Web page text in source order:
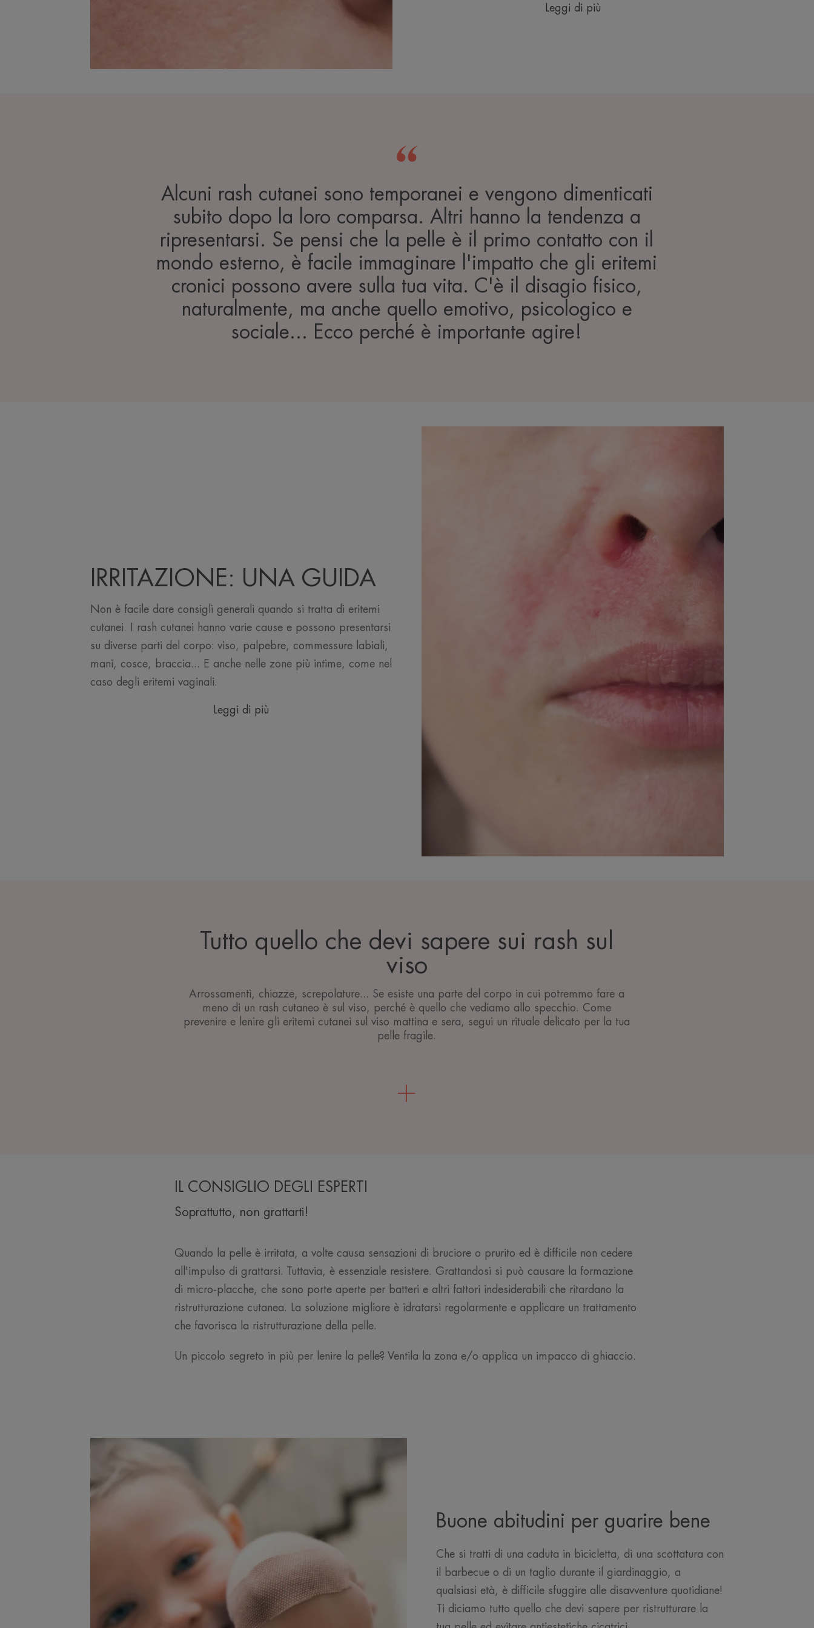
Leggi di più
Alcuni rash cutanei sono temporanei e vengono dimenticati
subito dopo la loro comparsa. Altri hanno la tendenza a
ripresentarsi. Se pensi che la pelle è il primo contatto con il
mondo esterno, è facile immaginare l'impatto che gli eritemi
cronici possono avere sulla tua vita. C'è il disagio fisico,
naturalmente, ma anche quello emotivo, psicologico e
sociale... Ecco perché è importante agire!
IRRITAZIONE: UNA GUIDA
Non è facile dare consigli generali quando si tratta di eritemi
cutanei. I rash cutanei hanno varie cause e possono presentarsi
su diverse parti del corpo: viso, palpebre, commessure labiali,
mani, cosce, braccia... E anche nelle zone più intime, come nel
caso degli eritemi vaginali.
Leggi di più
Tutto quello che devi sapere sui rash sul
viso
Arrossamenti, chiazze, screpolature... Se esiste una parte del corpo in cui potremmo fare a
meno di un rash cutaneo è sul viso, perché è quello che vediamo allo specchio. Come
prevenire e lenire gli eritemi cutanei sul viso mattina e sera, segui un rituale delicato per la tua
pelle fragile.
IL CONSIGLIO DEGLI ESPERTI
Soprattutto, non grattarti!
Quando la pelle è irritata, a volte causa sensazioni di bruciore o prurito ed è difficile non cedere
all'impulso di grattarsi. Tuttavia, è essenziale resistere. Grattandosi si può causare la formazione
di micro-placche, che sono porte aperte per batteri e altri fattori indesiderabili che ritardano la
ristrutturazione cutanea. La soluzione migliore è idratarsi regolarmente e applicare un trattamento
che favorisca la ristrutturazione della pelle.
Un piccolo segreto in più per lenire la pelle? Ventila la zona e/o applica un impacco di ghiaccio.
Buone abitudini per guarire bene
Che si tratti di una caduta in bicicletta, di una scottatura con
il barbecue o di un taglio durante il giardinaggio, a
qualsiasi età, è difficile sfuggire alle disavventure quotidiane!
Ti diciamo tutto quello che devi sapere per ristrutturare la